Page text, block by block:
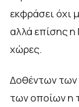
εκφράσει όχι
αλλά επίσης η
χώρες.
Δοθέντων
των οποίων η